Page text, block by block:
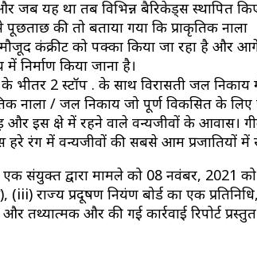
जब यह था तब विभिन्न बैरिकेड्स स्थापित
की तो बताया गया कि प्राकृतिक नाला
में मौजूद कंक्रीट को पक्का किया जा रहा है
में निर्माण किया जाना है।
के भीतर 2 स्टॉप . के साथ विरासती जल
नाला / जल निकाय जो पूर्ण विकसित के
इस क्षेत्र में रहने वाले वन्यजीवों के आवास।
रंग में वन्यजीवों की सबसे आम प्रजातियों में
संयुक्त द्वारा मामले को 08 नवंबर, 2021
राज्य प्रदूषण नियंत्रण बोर्ड का एक
तथ्यात्मक और की गई कार्रवाई रिपोर्ट